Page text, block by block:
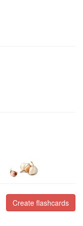
Create flashcards